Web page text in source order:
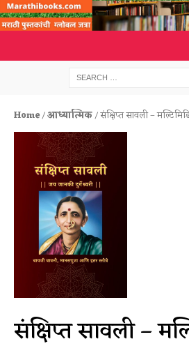
Home/आध्यात्मिक/ संक्षिप्त सावली –
संक्षिप्त सावली –